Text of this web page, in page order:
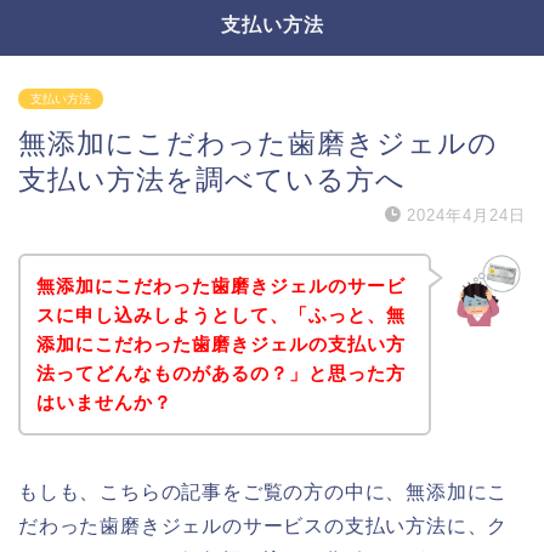
支払い方法
支払い方法
無添加にこだわった歯磨きジェルの
支払い方法を調べている方へ
2024年4月24日
無添加にこだわった歯磨きジェルのサービ
スに申し込みしようとして、「ふっと、無
添加にこだわった歯磨きジェルの支払い方
法ってどんなものがあるの？」と思った方
はいませんか？
もしも、こちらの記事をご覧の方の中に、無添加にこ
だわった歯磨きジェルのサービスの支払い方法に、ク